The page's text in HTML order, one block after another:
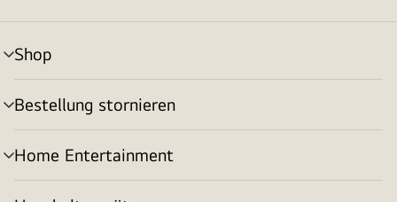
Shop
Menü
umschalten
Bestellung stornieren
Menü
umschalten
Home Entertainment
Menü
umschalten